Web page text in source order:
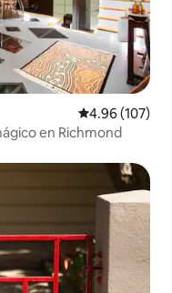
Calificación
4.96 (107)
en Richmond